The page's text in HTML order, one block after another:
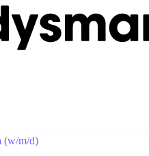
(w/m/d)